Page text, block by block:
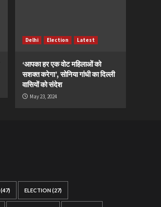
Delhi Election Latest
‘आपका हर एक वोट महिलाओं को
सशक्त करेगा’, सोनिया गांधी का दिल्ली
वासियों को संदेश
May 23, 2024
(47) ELECTION(27)